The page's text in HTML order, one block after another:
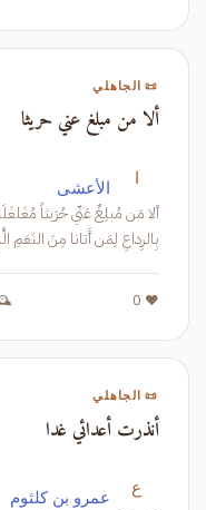
📜 الجاهلي
ألا من مبلغ عني حريثا
ا الأعشى
بِالرِداعِ لِمَن أَتانا مِنَ النَعَمِ الَّتي كَحِراجِ إيلٍ تَحُشُّ الأَرضَ شيماً أَو هِجا
❤️ 0
🕰️
📜 الجاهلي
أنذرت أعدائي غدا
ع عمرو بن كلثوم